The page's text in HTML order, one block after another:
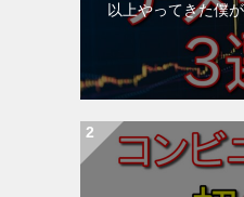
以上やってきた僕